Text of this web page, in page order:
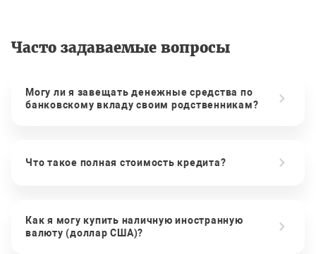
Часто задаваемые вопросы
Могу ли я завещать денежные средства по
банковскому вкладу своим родственникам?
Что такое полная стоимость кредита?
Как я могу купить наличную иностранную
валюту (доллар США)?